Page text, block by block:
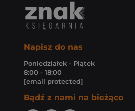
Napisz do nas
Poniedziałek - Piątek
8:00 - 18:00
[email protected]
Bądź z nami na bieżąco